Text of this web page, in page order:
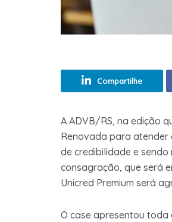
Compartilhe
A ADVB/RS, na edição
Renovada para atender
de credibilidade e
consagração, que será
Unicred Premium será
O case apresentou